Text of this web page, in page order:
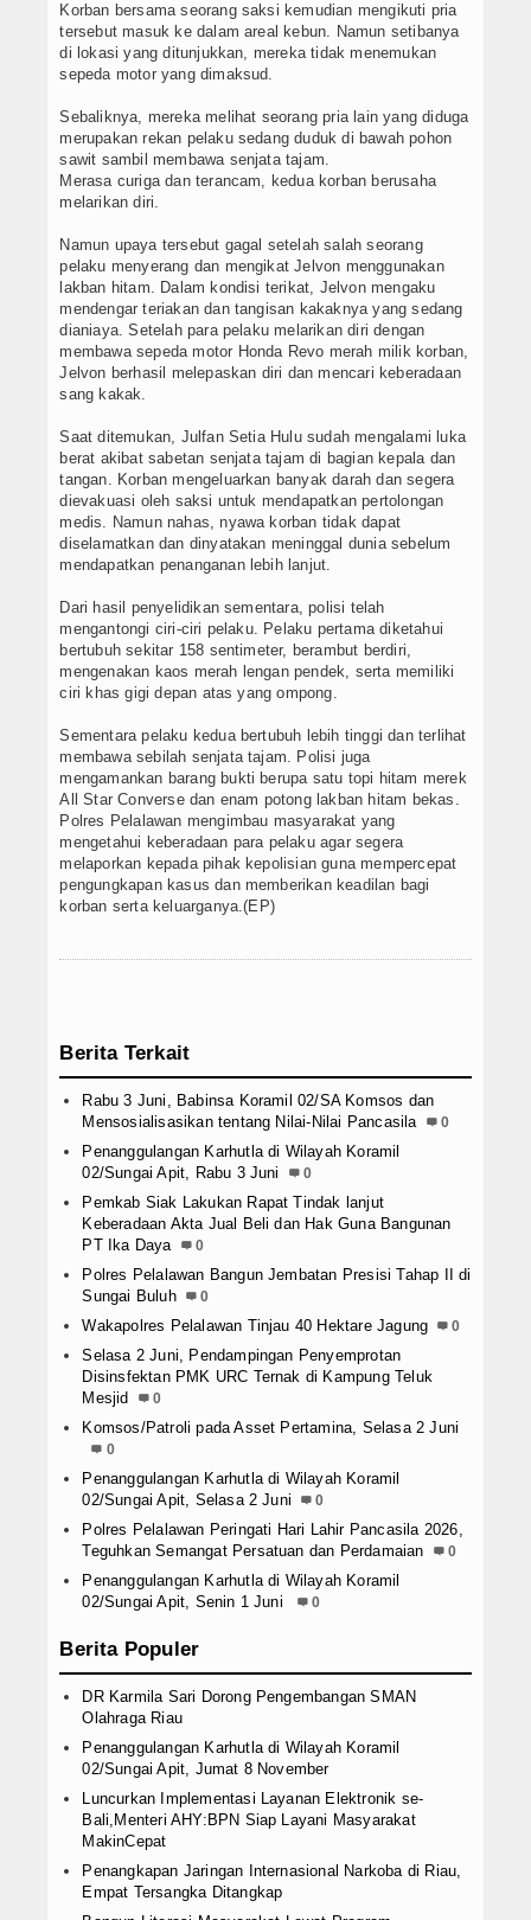
Korban bersama seorang saksi kemudian mengikuti pria
tersebut masuk ke dalam areal kebun. Namun setibanya
di lokasi yang ditunjukkan, mereka tidak menemukan
sepeda motor yang dimaksud.
Sebaliknya, mereka melihat seorang pria lain yang diduga
merupakan rekan pelaku sedang duduk di bawah pohon
sawit sambil membawa senjata tajam.
Merasa curiga dan terancam, kedua korban berusaha
melarikan diri.
Namun upaya tersebut gagal setelah salah seorang
pelaku menyerang dan mengikat Jelvon menggunakan
lakban hitam. Dalam kondisi terikat, Jelvon mengaku
mendengar teriakan dan tangisan kakaknya yang sedang
dianiaya. Setelah para pelaku melarikan diri dengan
membawa sepeda motor Honda Revo merah milik korban,
Jelvon berhasil melepaskan diri dan mencari keberadaan
sang kakak.
Saat ditemukan, Julfan Setia Hulu sudah mengalami luka
berat akibat sabetan senjata tajam di bagian kepala dan
tangan. Korban mengeluarkan banyak darah dan segera
dievakuasi oleh saksi untuk mendapatkan pertolongan
medis. Namun nahas, nyawa korban tidak dapat
diselamatkan dan dinyatakan meninggal dunia sebelum
mendapatkan penanganan lebih lanjut.
Dari hasil penyelidikan sementara, polisi telah
mengantongi ciri-ciri pelaku. Pelaku pertama diketahui
bertubuh sekitar 158 sentimeter, berambut berdiri,
mengenakan kaos merah lengan pendek, serta memiliki
ciri khas gigi depan atas yang ompong.
Sementara pelaku kedua bertubuh lebih tinggi dan terlihat
membawa sebilah senjata tajam. Polisi juga
mengamankan barang bukti berupa satu topi hitam merek
All Star Converse dan enam potong lakban hitam bekas.
Polres Pelalawan mengimbau masyarakat yang
mengetahui keberadaan para pelaku agar segera
melaporkan kepada pihak kepolisian guna mempercepat
pengungkapan kasus dan memberikan keadilan bagi
korban serta keluarganya.(EP)
Berita Terkait
Rabu 3 Juni, Babinsa Koramil 02/SA Komsos dan
Mensosialisasikan tentang Nilai-Nilai Pancasila
0
Penanggulangan Karhutla di Wilayah Koramil
02/Sungai Apit, Rabu 3 Juni
0
Pemkab Siak Lakukan Rapat Tindak lanjut
Keberadaan Akta Jual Beli dan Hak Guna Bangunan
PT Ika Daya
0
Polres Pelalawan Bangun Jembatan Presisi Tahap II di
Sungai Buluh
0
Wakapolres Pelalawan Tinjau 40 Hektare Jagung 0
Selasa 2 Juni, Pendampingan Penyemprotan
Disinsfektan PMK URC Ternak di Kampung Teluk
Mesjid
0
Komsos/Patroli pada Asset Pertamina, Selasa 2 Juni
0
Penanggulangan Karhutla di Wilayah Koramil
02/Sungai Apit, Selasa 2 Juni
0
Polres Pelalawan Peringati Hari Lahir Pancasila 2026,
Teguhkan Semangat Persatuan dan Perdamaian
0
Penanggulangan Karhutla di Wilayah Koramil
02/Sungai Apit, Senin 1 Juni
0
Berita Populer
DR Karmila Sari Dorong Pengembangan SMAN
Olahraga Riau
Penanggulangan Karhutla di Wilayah Koramil
02/Sungai Apit, Jumat 8 November
Luncurkan Implementasi Layanan Elektronik se-
Bali,Menteri AHY:BPN Siap Layani Masyarakat
MakinCepat
Penangkapan Jaringan Internasional Narkoba di Riau,
Empat Tersangka Ditangkap